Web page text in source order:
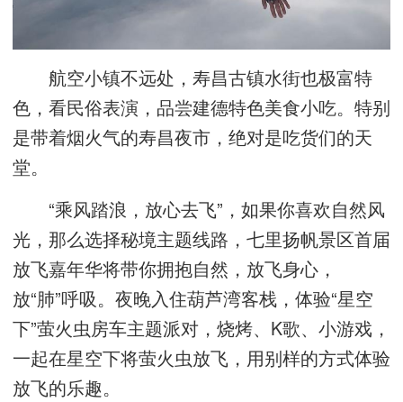
航空小镇不远处，寿昌古镇水街也极富特
色，看民俗表演，品尝建德特色美食小吃。特别
是带着烟火气的寿昌夜市，绝对是吃货们的天
堂。
“乘风踏浪，放心去飞”，如果你喜欢自然风
光，那么选择秘境主题线路，七里扬帆景区首届
放飞嘉年华将带你拥抱自然，放飞身心，
放“肺”呼吸。夜晚入住葫芦湾客栈，体验“星空
下”萤火虫房车主题派对，烧烤、K歌、小游戏，
一起在星空下将萤火虫放飞，用别样的方式体验
放飞的乐趣。